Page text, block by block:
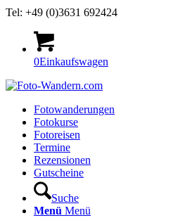
Tel: +49 (0)3631 692424
0Einkaufswagen
Fotowanderungen
Fotokurse
Fotoreisen
Termine
Rezensionen
Gutscheine
Suche
Menü Menü